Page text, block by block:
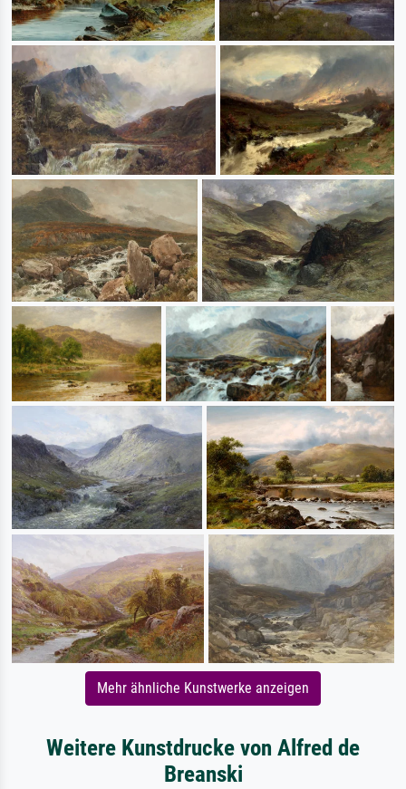
Mehr ähnliche Kunstwerke anzeigen
Weitere Kunstdrucke von Alfred de
Breanski